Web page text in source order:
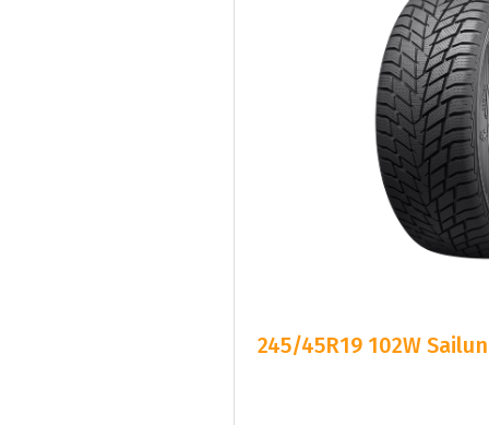
245/45R19 102W